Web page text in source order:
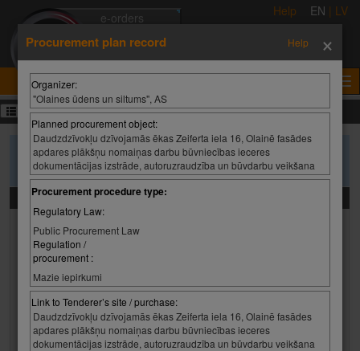
e-orders
e-auctions
e-tenders
e-certificates
Help EN | LV
Procurement plans
To search purchase plans, please enter the search criteria and press
'Search'
Search criteria
Organizer:
Select value
Organizer:
Organizer:
Planned procurement object:
Procurement plan record Help ×
Organizer:
"Olaines ūdens un siltums", AS
Planned procurement object:
Daudzdzīvokļu dzīvojamās ēkas Zeiferta iela 16, Olainē fasādes
apdares plākšņu nomaiņas darbu būvniecības ieceres
dokumentācijas izstrāde, autoruzraudzība un būvdarbu veikšana
Procurement procedure type:
Regulatory Law:
Public Procurement Law
Regulation /
procurement :
Mazie iepirkumi
Link to Tenderer’s site / purchase:
Daudzdzīvokļu dzīvojamās ēkas Zeiferta iela 16, Olainē fasādes
apdares plākšņu nomaiņas darbu būvniecības ieceres
dokumentācijas izstrāde, autoruzraudzība un būvdarbu veikšana